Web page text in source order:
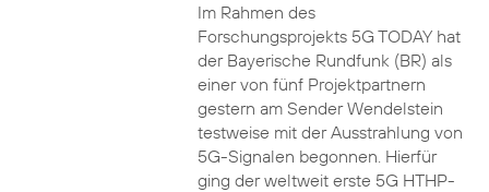
Im Rahmen des
Forschungsprojekts 5G TODAY hat
der Bayerische Rundfunk (BR) als
einer von fünf Projektpartnern
gestern am Sender Wendelstein
testweise mit der Ausstrahlung von
5G-Signalen begonnen. Hierfür
ging der weltweit erste 5G HTHP-